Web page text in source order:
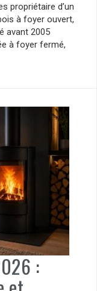
propriétaire d’un
à foyer ouvert,
avant 2005
à foyer fermé,
: